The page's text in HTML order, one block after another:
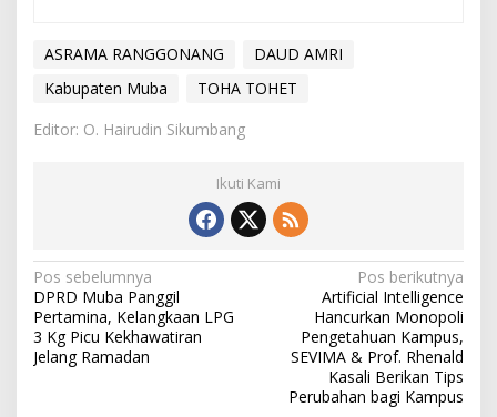
ASRAMA RANGGONANG
DAUD AMRI
Kabupaten Muba
TOHA TOHET
Editor: O. Hairudin Sikumbang
Ikuti Kami
N
a
v
i
Pos sebelumnya
DPRD Muba Panggil
Pertamina, Kelangkaan LPG
3 Kg Picu Kekhawatiran
Jelang Ramadan
Pos berikutnya
Artificial Intelligence
Hancurkan Monopoli
Pengetahuan Kampus,
SEVIMA & Prof. Rhenald
Kasali Berikan Tips
Perubahan bagi Kampus